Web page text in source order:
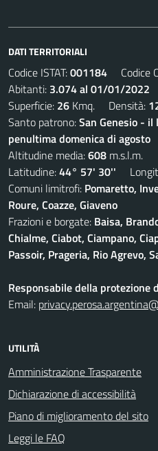
DATI TERRITORIALI
Codice ISTAT:001184 Codice
Abitanti: 3.074 al 01/01/2022
Superficie: 26 Kmq. Densità:
Santo patrono:San Genesio -
penultima domenica di agosto
Altitudine media:608 m.s.l.m.
Latitudine:44° 57' 30''
Comuni limitrofi: Pomaretto,
Roure, Coazze, Giaveno
Frazioni e borgate: Baisa,
Chialme, Ciabot, Ciampano,
Passoir, Prageria, Rio Agrevo,
Responsabile della protezione
Email:
UTILITÀ
Amministrazione Trasparente
Dichiarazione di accessibilità
Piano di miglioramento del sito
Leggi le FAQ